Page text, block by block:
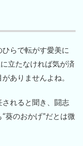
らで転がす愛美に
立たなければ気が済
ありませんよね。
れると聞き、闘志
葵のおかげ”だとは微